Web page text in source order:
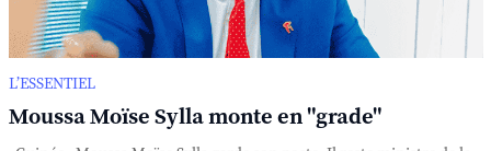
L’ESSENTIEL
Moussa Moïse Sylla monte en "grade"